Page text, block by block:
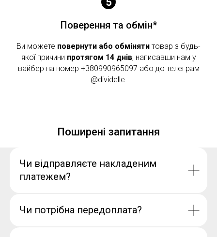
Поверення та обмін*
Ви можете повернути або обміняти товар з будь-
якої причини протягом 14 днів, написавши нам у
вайбер на номер +380990965097 або до телеграм
@dividelle.
Поширені запитання
Чи відправляєте накладеним
платежем?
Чи потрібна передоплата?